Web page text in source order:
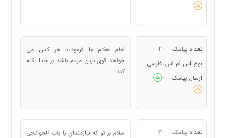
تعداد پیامک :
2
نوع اس ام اس : فارسی
ارسال پیامک
:
امام هفتم ما فرمودند هر کس می
خواهد قوی ترین مردم باشد بر خدا تکیه
کند
تعداد پیامک :
3
سلام بر تو که نیازمندان را باب الحوائجی